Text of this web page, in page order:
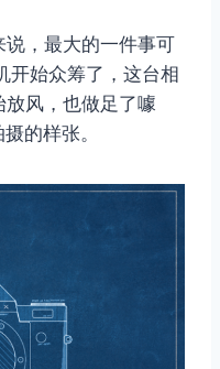
，最大的一件事可
开始众筹了，这台相
风，也做足了噱
的样张。